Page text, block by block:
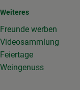
Weiteres
Freunde werben
Videosammlung
Feiertage
Weingenuss